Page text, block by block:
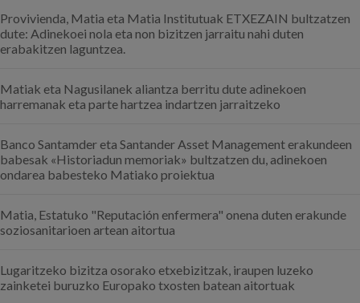
Provivienda, Matia eta Matia Institutuak ETXEZAIN bultzatzen
dute: Adinekoei nola eta non bizitzen jarraitu nahi duten
erabakitzen laguntzea.
Matiak eta Nagusilanek aliantza berritu dute adinekoen
harremanak eta parte hartzea indartzen jarraitzeko
Banco Santamder eta Santander Asset Management erakundeen
babesak «Historiadun memoriak» bultzatzen du, adinekoen
ondarea babesteko Matiako proiektua
Matia, Estatuko "Reputación enfermera" onena duten erakunde
soziosanitarioen artean aitortua
Lugaritzeko bizitza osorako etxebizitzak, iraupen luzeko
zainketei buruzko Europako txosten batean aitortuak